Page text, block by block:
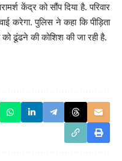
केंद्र को सौंप दिया है. परिवार
करेगा. पुलिस ने कहा कि पीड़िता
को ढूंढने की कोशिश की जा रही है.